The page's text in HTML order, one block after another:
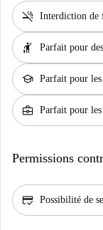
smoke_free Interdiction de
hail Parfait pour
school Parfait pour
business_center Parfait pour
Permissions
credit_score Possibilité de